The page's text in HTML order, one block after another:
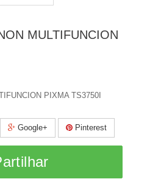
MULTIFUNCION
PIXMA TS3750I
Google+ Pinterest